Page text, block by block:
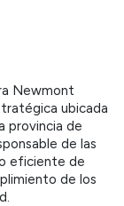
Newmont
ubicada
provincia de
de las
eficiente de
de los